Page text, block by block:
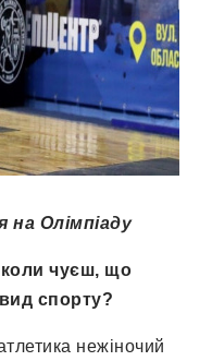
на Олімпіаду
коли чуєш, що
спорту?
нежіночий